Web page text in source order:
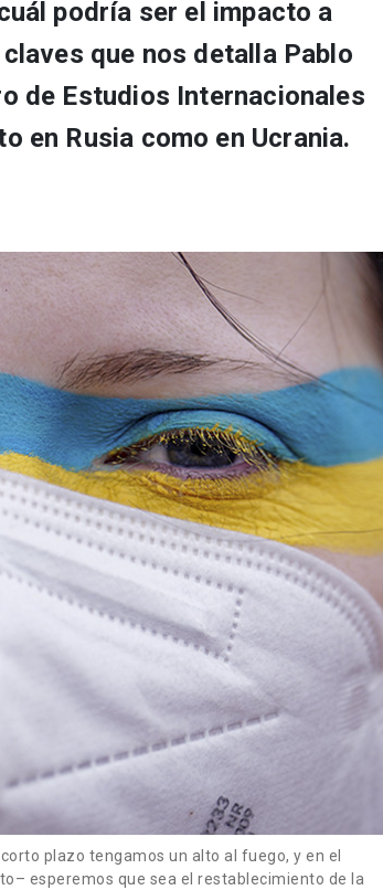
podría ser el impacto a
que nos detalla Pablo
de Estudios Internacionales
en Rusia como en Ucrania.
plazo tengamos un alto al fuego, y en el
esperemos que sea el restablecimiento de la